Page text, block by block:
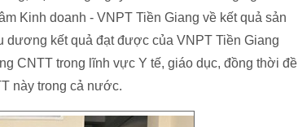
Kinh doanh - VNPT Tiền Giang về kết quả sản
dương kết quả đạt được của VNPT Tiền Giang
CNTT trong lĩnh vực Y tế, giáo dục, đồng thời đề
này trong cả nước.